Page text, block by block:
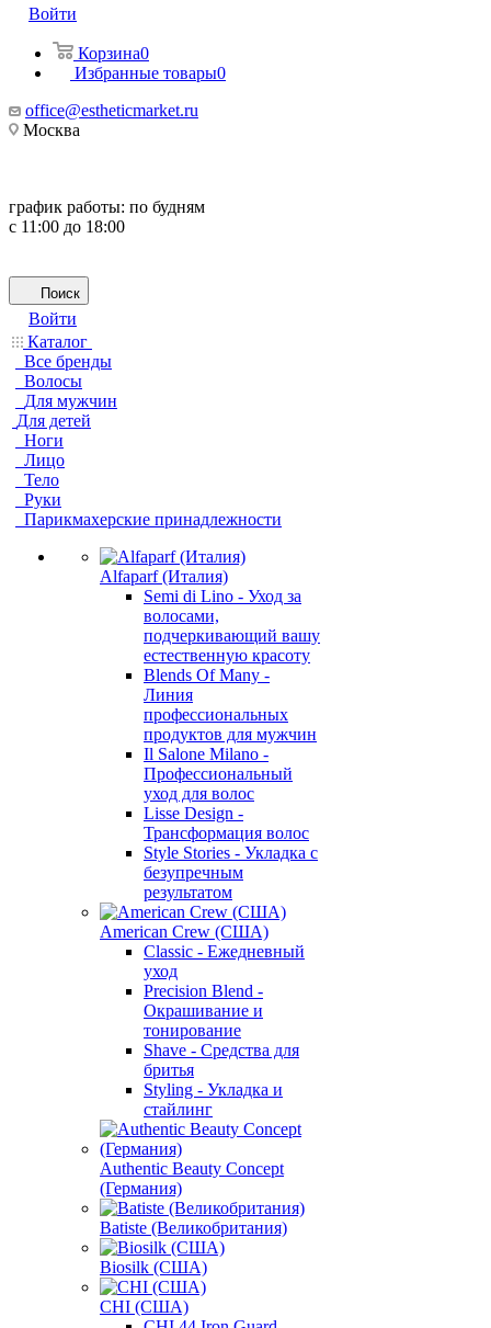
Войти
Корзина0
Избранные товары0
office@estheticmarket.ru
Москва
график работы: по будням
с 11:00 до 18:00
Поиск
Войти
Каталог
Все бренды
Волосы
Для мужчин
Для детей
Ноги
Лицо
Тело
Руки
Парикмахерские принадлежности
Alfaparf (Италия)
Semi di Lino - Уход за
волосами,
подчеркивающий вашу
естественную красоту
Blends Of Many -
Линия
профессиональных
продуктов для мужчин
Il Salone Milano -
Профессиональный
уход для волос
Lisse Design -
Трансформация волос
Style Stories - Укладка с
безупречным
результатом
American Crew (США)
Classic - Ежедневный
уход
Precision Blend -
Окрашивание и
тонирование
Shave - Средства для
бритья
Styling - Укладка и
стайлинг
Authentic Beauty Concept
(Германия)
Batiste (Великобритания)
Biosilk (США)
CHI (США)